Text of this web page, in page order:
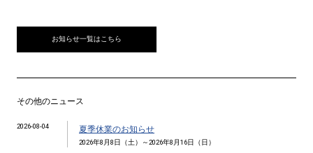
お知らせ一覧はこちら
その他のニュース
2026-08-04 夏季休業のお知らせ
2026年8月8日（土）～2026年8月16日（日）